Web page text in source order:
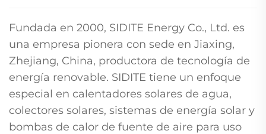
Fundada en 2000, SIDITE Energy Co., Ltd. es
una empresa pionera con sede en Jiaxing,
Zhejiang, China, productora de tecnología de
energía renovable. SIDITE tiene un enfoque
especial en calentadores solares de agua,
colectores solares, sistemas de energía solar y
bombas de calor de fuente de aire para uso